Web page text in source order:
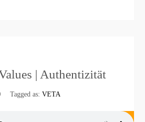
| Authentizität
Tagged as:VETA